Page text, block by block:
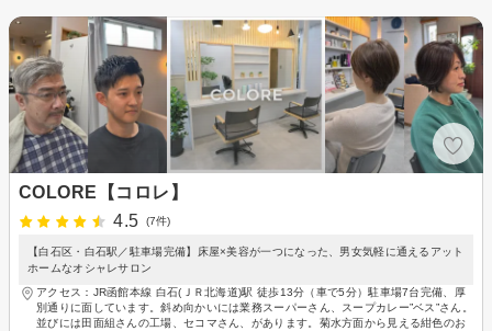
COLORE【コロレ】
4.5
(7件)
【白石区・白石駅／駐車場完備】床屋×美容が一つになった、男女気軽に通えるアット
ホームなオシャレサロン
アクセス：JR函館本線 白石(ＪＲ北海道)駅 徒歩13分（車で5分）駐車場7台完備、厚
別通りに面しています。斜め向かいには業務スーパーさん、スープカレー”ベス”さん。
並びには田面組さんの工場、セコマさん、があります。菊水方面から見える紺色のお